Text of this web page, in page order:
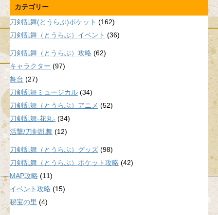
カテゴリー
刀剣乱舞(とうらぶ)ポケット (162)
刀剣乱舞（とうらぶ）イベント (36)
刀剣乱舞（とうらぶ）攻略 (62)
キャラクター (97)
舞台 (27)
刀剣乱舞ミュージカル (34)
刀剣乱舞（とうらぶ）アニメ (52)
刀剣乱舞-花丸- (34)
活撃/刀剣乱舞 (12)
刀剣乱舞（とうらぶ）グッズ (98)
刀剣乱舞（とうらぶ）ポケット攻略 (42)
MAP攻略 (11)
イベント攻略 (15)
秘宝の里 (4)